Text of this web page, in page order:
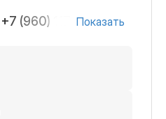
+7 (960) 117-11-07
Показать